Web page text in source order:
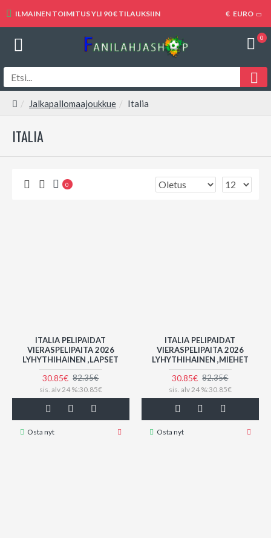
ILMAINEN TOIMITUS YLI 90 € TILAUKSIIN € EURO
0
Jalkapallomaajoukkue Italia
ITALIA
0
ITALIA PELIPAIDAT
VIERASPELIPAITA 2026
LYHYTHIHAINEN ,LAPSET
30.85€ 82.35€
sis. alv 24 %:30.85€
Osta nyt
ITALIA PELIPAIDAT
VIERASPELIPAITA 2026
LYHYTHIHAINEN ,MIEHET
30.85€ 82.35€
sis. alv 24 %:30.85€
Osta nyt